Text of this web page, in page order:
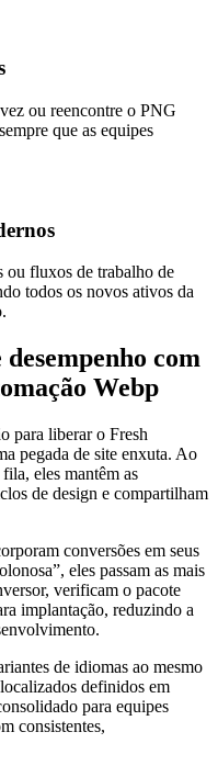
ou reencontre o PNG
que as equipes
ou fluxos de trabalho de
todos os novos ativos da
com
Webp
para liberar o Fresh
pegada de site enxuta. Ao
eles mantêm as
de design e compartilham
conversões em seus
eles passam as mais
verificam o pacote
implantação, reduzindo a
de idiomas ao mesmo
definidos em
para equipes
consistentes,